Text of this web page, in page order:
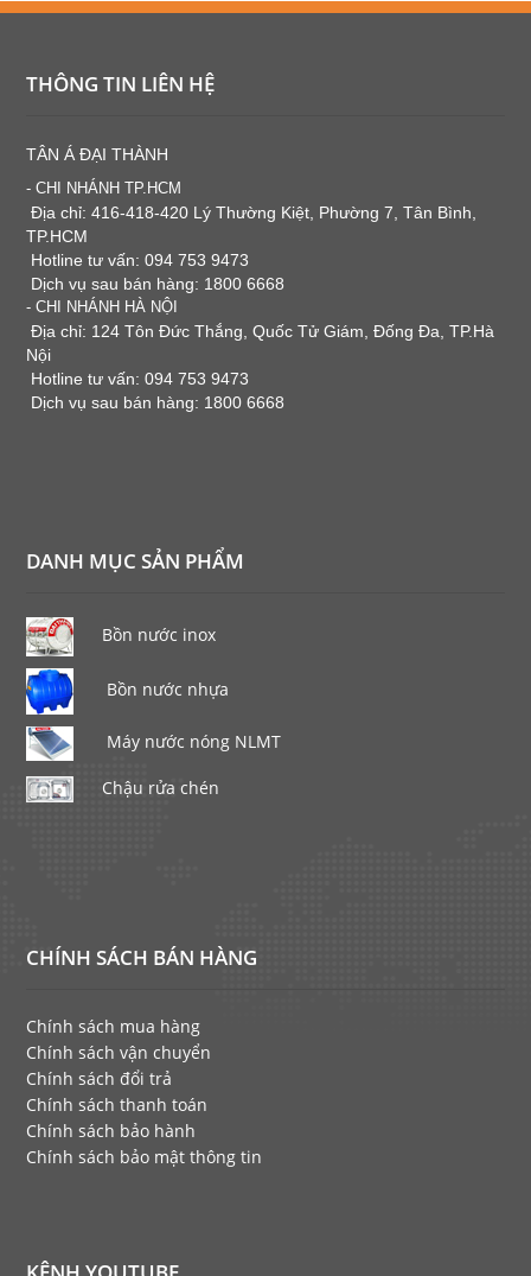
THÔNG TIN LIÊN HỆ
TÂN Á ĐẠI THÀNH
- CHI NHÁNH TP.HCM
Địa chỉ: 416-418-420 Lý Thường Kiệt, Phường 7, Tân Bình,
TP.HCM
Hotline tư vấn: 094 753 9473
Dịch vụ sau bán hàng: 1800 6668
- CHI NHÁNH HÀ NỘI
Địa chỉ: 124 Tôn Đức Thắng, Quốc Tử Giám, Đống Đa, TP.Hà
Nội
Hotline tư vấn: 094 753 9473
Dịch vụ sau bán hàng: 1800 6668
DANH MỤC SẢN PHẨM
Bồn nước inox
Bồn nước nhựa
Máy nước nóng NLMT
Chậu rửa chén
CHÍNH SÁCH BÁN HÀNG
Chính sách mua hàng
Chính sách vận chuyển
Chính sách đổi trả
Chính sách thanh toán
Chính sách bảo hành
Chính sách bảo mật thông tin